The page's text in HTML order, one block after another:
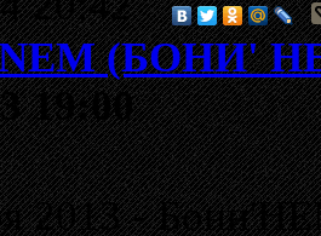
NEM (БОНИ'
19:00
2013 -